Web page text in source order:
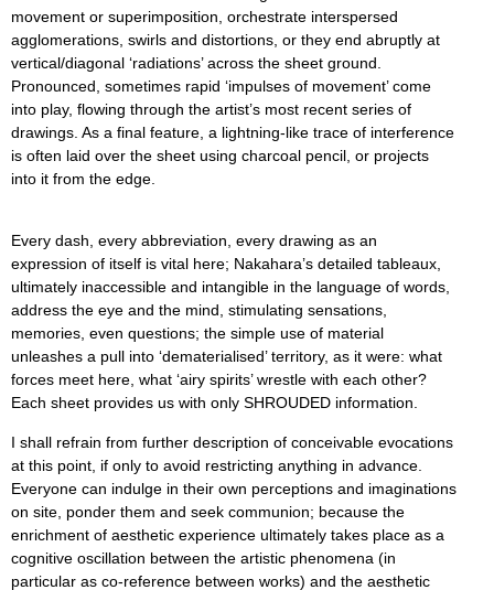
movement or superimposition, orchestrate interspersed
agglomerations, swirls and distortions, or they end abruptly at
vertical/diagonal ‘radiations’ across the sheet ground.
Pronounced, sometimes rapid ‘impulses of movement’ come
into play, flowing through the artist’s most recent series of
drawings. As a final feature, a lightning-like trace of interference
is often laid over the sheet using charcoal pencil, or projects
into it from the edge.
Every dash, every abbreviation, every drawing as an
expression of itself is vital here; Nakahara’s detailed tableaux,
ultimately inaccessible and intangible in the language of words,
address the eye and the mind, stimulating sensations,
memories, even questions; the simple use of material
unleashes a pull into ‘dematerialised’ territory, as it were: what
forces meet here, what ‘airy spirits’ wrestle with each other?
Each sheet provides us with only SHROUDED information.
I shall refrain from further description of conceivable evocations
at this point, if only to avoid restricting anything in advance.
Everyone can indulge in their own perceptions and imaginations
on site, ponder them and seek communion; because the
enrichment of aesthetic experience ultimately takes place as a
cognitive oscillation between the artistic phenomena (in
particular as co-reference between works) and the aesthetic